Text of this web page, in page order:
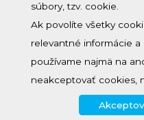
info@knh.sk
+421 903 294 997
súbory, tzv. cookie.
Ak povolíte všetky
relevantné informácie
používame najmä na
neakceptovať cookies,